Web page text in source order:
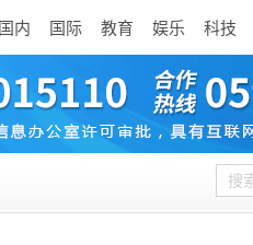
国内 国际 教育 娱乐 科技